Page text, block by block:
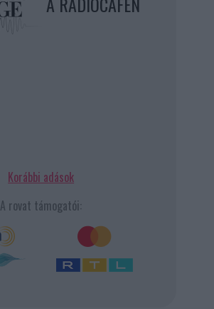
Korábbi adások
A rovat támogatói: